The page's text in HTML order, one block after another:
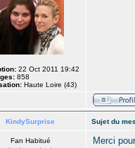
22 Oct 2011 19:42
858
Haute Loire (43)
KindySurprise Sujet du
Fan Habitué Merci